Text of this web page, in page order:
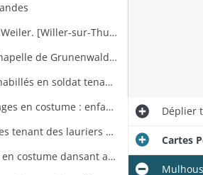
La Grande Guerre 1914-1915-1916.Weiler. [Willer-sur-Thur] : vue générale
La Grande Guerre 1914-1915. La Chapelle de Grunenwald près de Uderdersept habillés en soldat tenant un fusil. Dessin par Delalain.
En Alsace : Feu à volonté. Enfants habillés en soldat tenant un fusil. Dessin par Delalain.
En Alsace : Premiers pas. Personnages en costume : enfant allant vers le drapeau français. Dessin par Delalain.
En Alsace : Vainqueur. Deux femmes tenant des lauriers et un homme en costume. Dessin par Delalain.
En Alsace : La Ronde. Personnages en costume dansant autour du drapeau français. Dessin par Delalain.
Déplier
Cartes